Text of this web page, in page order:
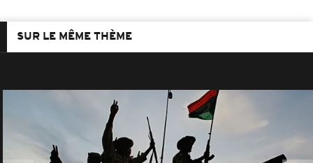
SUR LE MÊME THÈME